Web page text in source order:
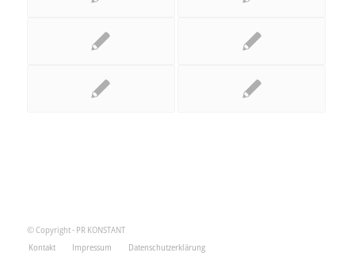
© Copyright - PR KONSTANT
Kontakt
Impressum Datenschutzerklärung